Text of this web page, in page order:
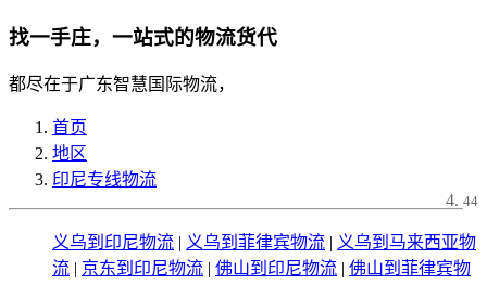
找一手庄，一站式的物流货代
都尽在于广东智慧国际物流，
首页
地区
印尼专线物流
44
义乌到印尼物流 | 义乌到菲律宾物流 | 义乌到马来西亚物
流 | 京东到印尼物流 | 佛山到印尼物流 | 佛山到菲律宾物